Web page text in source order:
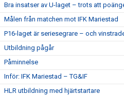
Bra insatser av U-laget – trots att
Målen från matchen mot IFK Mariestad
P16-laget är seriesegrare – och
Utbildning pågår
Påminnelse
Inför: IFK Mariestad – TG&IF
HLR utbildning med hjärtstartare